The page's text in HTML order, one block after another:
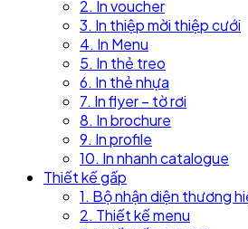
2. In voucher
3. In thiệp mời thiệp cưới
4. In Menu
5. In thẻ treo
6. In thẻ nhựa
7. In flyer – tờ rơi
8. In brochure
9. In profile
10. In nhanh catalogue
Thiết kế gấp
1. Bộ nhận diện thương
2. Thiết kế menu